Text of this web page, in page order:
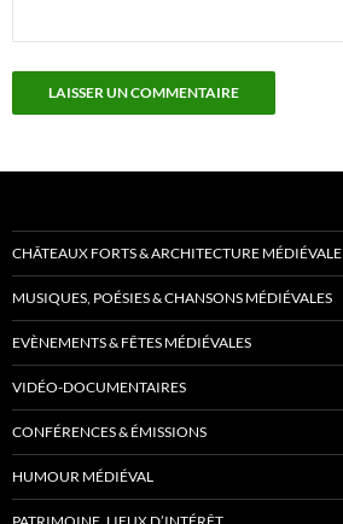
CHÂTEAUX FORTS & ARCHITECTURE MÉDIÉVALE
MUSIQUES, POÉSIES & CHANSONS MÉDIÉVALES
EVÈNEMENTS & FÊTES MÉDIÉVALES
VIDÉO-DOCUMENTAIRES
CONFÉRENCES & ÉMISSIONS
HUMOUR MÉDIÉVAL